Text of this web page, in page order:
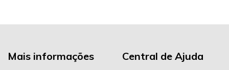
Mais informações Central de Ajuda